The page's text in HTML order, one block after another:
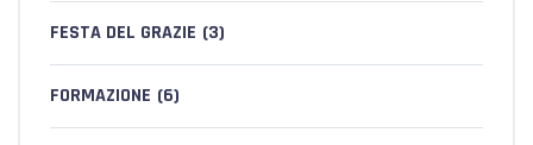
FESTA DEL GRAZIE (3)
FORMAZIONE (6)